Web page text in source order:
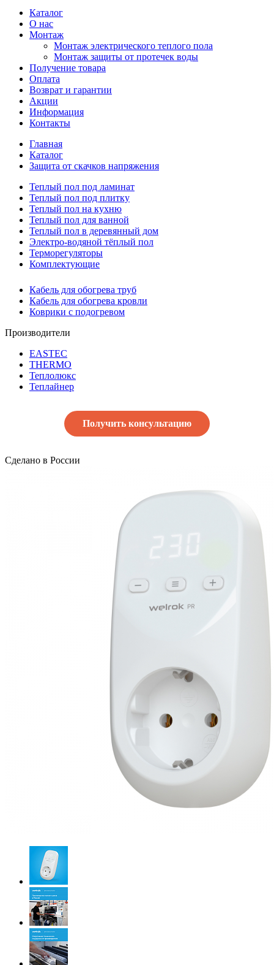
Каталог
О нас
Монтаж
Монтаж электрического теплого пола
Монтаж защиты от протечек воды
Получение товара
Оплата
Возврат и гарантии
Акции
Информация
Контакты
Главная
Каталог
Защита от скачков напряжения
Теплый пол под ламинат
Теплый пол под плитку
Теплый пол на кухню
Теплый пол для ванной
Теплый пол в деревянный дом
Электро-водяной тёплый пол
Терморегуляторы
Комплектующие
Кабель для обогрева труб
Кабель для обогрева кровли
Коврики с подогревом
Производители
EASTEC
THERMO
Теплолюкс
Теплайнер
Получить консультацию
Сделано в России